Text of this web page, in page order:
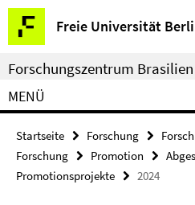
Springe
direkt
zu
Inhalt
Freie Universität
Service-
Navigation
Forschungszentrum Brasilien
MENÜ
Startseite Forschung
Forschung
Promotion
Promotionsprojekte
2024